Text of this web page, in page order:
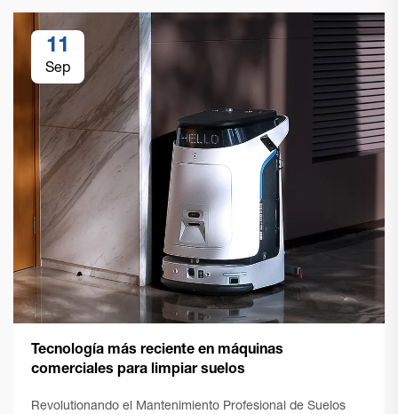
11
Sep
Tecnología más reciente en máquinas
comerciales para limpiar suelos
Revolutionando el Mantenimiento Profesional de Suelos